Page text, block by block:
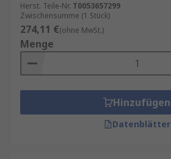
Herst. Teile-Nr. T0053657299
Zwischensumme (1 Stück)
274,11 €(ohne MwSt.)
Menge
Hinzufügen
Datenblätter